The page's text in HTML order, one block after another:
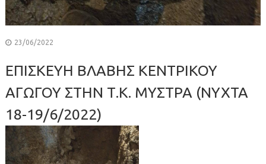
23/06/2022
ΕΠΙΣΚΕΥΗ ΒΛΑΒΗΣ ΚΕΝΤΡΙΚΟΥ
ΑΓΩΓΟΥ ΣΤΗΝ Τ.Κ. ΜΥΣΤΡΑ (ΝΥΧΤΑ
18-19/6/2022)